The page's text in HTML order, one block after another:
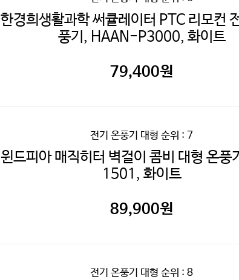
한경희생활과학 써큘레이터 PTC 리모컨
풍기, HAAN-P3000, 화이트
79,400원
전기 온풍기 대형 순위 : 7
윈드피아 매직히터 벽걸이 콤비 대형 온
1501, 화이트
89,900원
전기 온풍기 대형 순위 : 8